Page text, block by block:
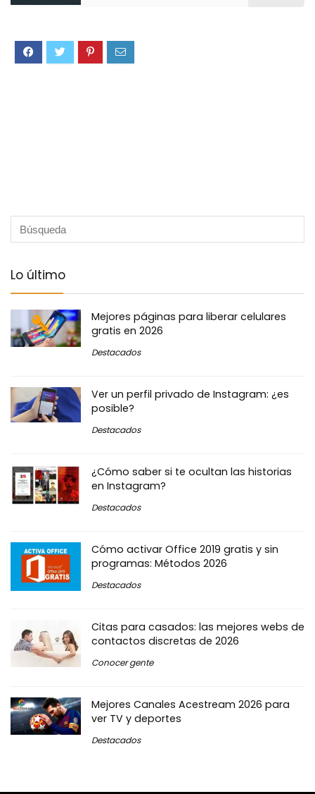
Lo último
Mejores páginas para liberar celulares
gratis en 2026
Destacados
Ver un perfil privado de Instagram: ¿es
posible?
Destacados
¿Cómo saber si te ocultan las historias
en Instagram?
Destacados
Cómo activar Office 2019 gratis y sin
programas: Métodos 2026
Destacados
Citas para casados: las mejores webs de
contactos discretas de 2026
Conocer gente
Mejores Canales Acestream 2026 para
ver TV y deportes
Destacados